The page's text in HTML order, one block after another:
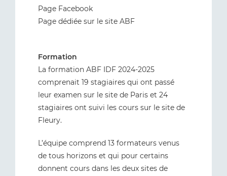
Page Facebook
Page dédiée sur le site ABF
Formation
La formation ABF IDF 2024-2025
comprenait 19 stagiaires qui ont passé
leur examen sur le site de Paris et 24
stagiaires ont suivi les cours sur le site de
Fleury.
L’équipe comprend 13 formateurs venus
de tous horizons et qui pour certains
donnent cours dans les deux sites de